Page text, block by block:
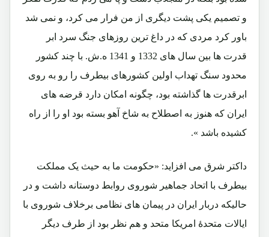
و تصمیم یکی پشت دیگری از من فرار می کرد، و نمی شد
باور کرد مردی که در داغ ترین روزهای جنگ سرد ابر
قدرت ها بین سال های 1332 و 1341 ه.ش. با چند کشور
محدود سنگ تهداب اولین کشورهای بیطرف را رو به روی
ابرقدرت ها گذاشته بود، چگونه امکان دارد قرضه های
ایران که هنوز به اصطلاح به شاخ آهو بسته بود او را از راه
کشیده باشد ».
داکتر شرق می افزاید: «حکومت ما به حیث یک مملکت
بیطرف با اتحاد جماهیر شوروی روابط دوستانه داشت و در
حالیکه دربار ایران در پیمان های نظامی برخلاف شوروی با
ایالات متحدۀ امریکا متحد و هم نظر بود از طرف دیگر